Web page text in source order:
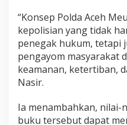
“Konsep Polda Aceh
kepolisian yang tidak
penegak hukum, tetapi
pengayom masyarakat
keamanan, ketertiban,
Nasir.
Ia menambahkan, nilai-
buku tersebut dapat